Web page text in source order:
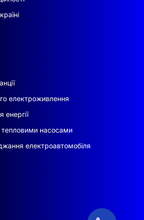
та контроль:
IP65 — пило- та
для роботи в будь-яких
електроживлення
енергії
насосами
електроавтомобіля